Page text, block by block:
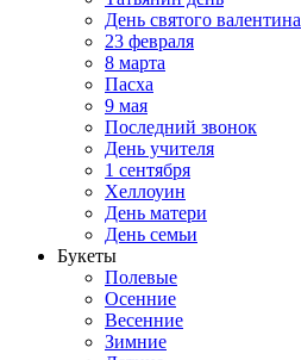
День святого валентина
23 февраля
8 марта
Пасха
9 мая
Последний звонок
День учителя
1 сентября
Хеллоуин
День матери
День семьи
Букеты
Полевые
Осенние
Весенние
Зимние